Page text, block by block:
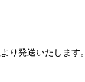
り発送いたします。